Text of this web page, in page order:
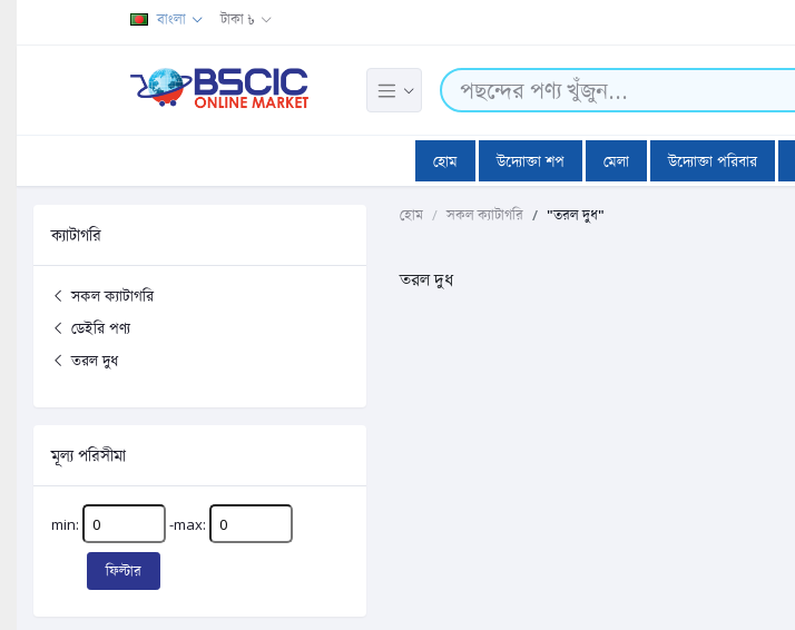
বাংলা টাকা ৳
হোম উদ্যোক্তা শপ মেলা উদ্যোক্তা পরিবার
ক্যাটাগরি
সকল ক্যাটাগরি
ডেইরি পণ্য
তরল দুধ
মূল্য পরিসীমা
min: -max:
ফিল্টার
হোম সকল ক্যাটাগরি "তরল দুধ"
তরল দুধ